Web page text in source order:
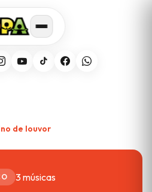
de louvor
3 músicas